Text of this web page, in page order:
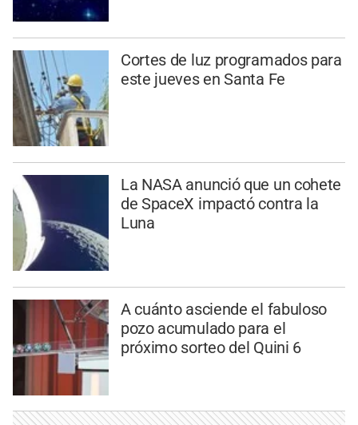
Cortes de luz programados para
este jueves en Santa Fe
La NASA anunció que un cohete
de SpaceX impactó contra la
Luna
A cuánto asciende el fabuloso
pozo acumulado para el
próximo sorteo del Quini 6